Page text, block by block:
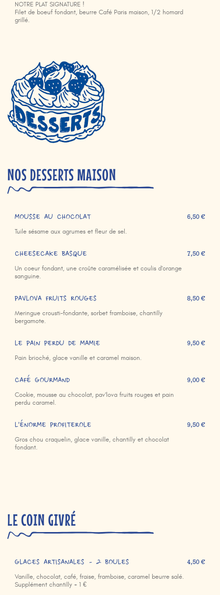
NOTRE PLAT SIGNATURE !
Filet de boeuf fondant, beurre Café Paris maison, 1/2 homard
grillé.
NOS DESSERTS MAISON
MOUSSE AU CHOCOLAT
Tuile sésame aux agrumes et fleur de sel.
6,50 €
CHEESECAKE BASQUE
Un coeur fondant, une croûte caramélisée et coulis d'orange
sanguine.
7,50 €
PAVLOVA FRUITS ROUGES
Meringue crousti-fondante, sorbet framboise, chantilly
bergamote.
8,50 €
LE PAIN PERDU DE MAMIE
Pain brioché, glace vanille et caramel maison.
9,50 €
CAFÉ GOURMAND
Cookie, mousse au chocolat, pav'lova fruits rouges et pain
perdu caramel.
9,00 €
L'ÉNORME PROFITEROLE
Gros chou craquelin, glace vanille, chantilly et chocolat
fondant.
9,50 €
LE COIN GIVRÉ
GLACES ARTISANALES - 2 BOULES
Vanille, chocolat, café, fraise, framboise, caramel beurre salé.
Supplément chantilly + 1 €
4,50 €